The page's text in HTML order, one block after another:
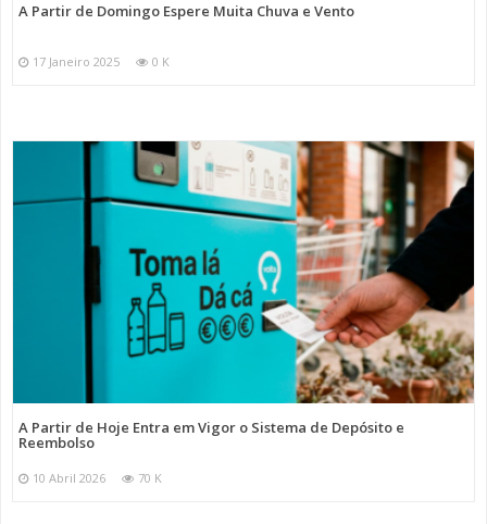
A Partir de Domingo Espere Muita Chuva e Vento
17 Janeiro 2025 0 K
A Partir de Hoje Entra em Vigor o Sistema de Depósito e
Reembolso
10 Abril 2026 70 K